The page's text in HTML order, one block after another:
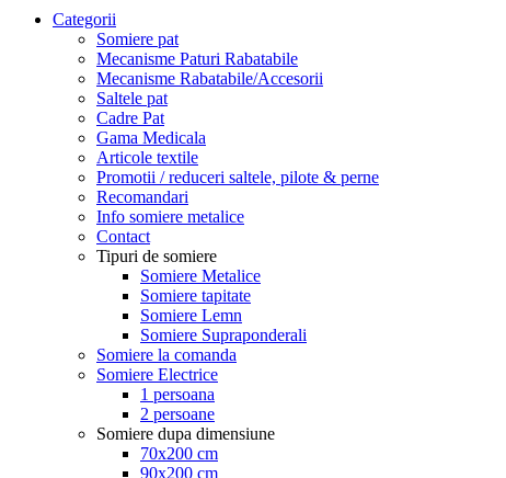
Categorii
Somiere pat
Mecanisme Paturi Rabatabile
Mecanisme Rabatabile/Accesorii
Saltele pat
Cadre Pat
Gama Medicala
Articole textile
Promotii / reduceri saltele, pilote & perne
Recomandari
Info somiere metalice
Contact
Tipuri de somiere
Somiere Metalice
Somiere tapitate
Somiere Lemn
Somiere Supraponderali
Somiere la comanda
Somiere Electrice
1 persoana
2 persoane
Somiere dupa dimensiune
70x200 cm
90x200 cm